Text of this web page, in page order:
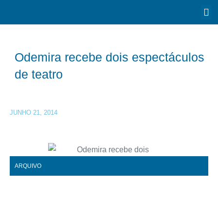
Odemira recebe dois espectáculos
de teatro
JUNHO 21, 2014
ARQUIVO